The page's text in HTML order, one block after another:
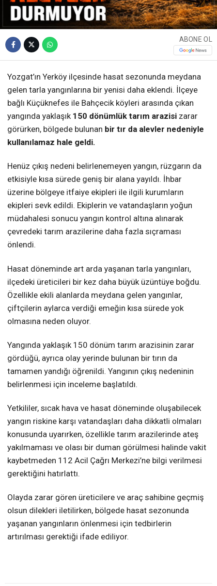
ABONE OL
Yozgat’ın Yerköy ilçesinde hasat sezonunda meydana
gelen tarla yangınlarına bir yenisi daha eklendi. İlçeye
bağlı Küçüknefes ile Bahçecik köyleri arasında çıkan
yangında yaklaşık 150 dönümlük tarım arazisi zarar
görürken, bölgede bulunan bir tır da alevler nedeniyle
kullanılamaz hale geldi.
Henüz çıkış nedeni belirlenemeyen yangın, rüzgarın da
etkisiyle kısa sürede geniş bir alana yayıldı. İhbar
üzerine bölgeye itfaiye ekipleri ile ilgili kurumların
ekipleri sevk edildi. Ekiplerin ve vatandaşların yoğun
müdahalesi sonucu yangın kontrol altına alınarak
çevredeki tarım arazilerine daha fazla sıçraması
önlendi.
Hasat döneminde art arda yaşanan tarla yangınları,
ilçedeki üreticileri bir kez daha büyük üzüntüye boğdu.
Özellikle ekili alanlarda meydana gelen yangınlar,
çiftçilerin aylarca verdiği emeğin kısa sürede yok
olmasına neden oluyor.
Yangında yaklaşık 150 dönüm tarım arazisinin zarar
gördüğü, ayrıca olay yerinde bulunan bir tırın da
tamamen yandığı öğrenildi. Yangının çıkış nedeninin
belirlenmesi için inceleme başlatıldı.
Yetkililer, sıcak hava ve hasat döneminde oluşabilecek
yangın riskine karşı vatandaşları daha dikkatli olmaları
konusunda uyarırken, özellikle tarım arazilerinde ateş
yakılmaması ve olası bir duman görülmesi halinde vakit
kaybetmeden 112 Acil Çağrı Merkezi’ne bilgi verilmesi
gerektiğini hatırlattı.
Olayda zarar gören üreticilere ve araç sahibine geçmiş
olsun dilekleri iletilirken, bölgede hasat sezonunda
yaşanan yangınların önlenmesi için tedbirlerin
artırılması gerektiği ifade ediliyor.